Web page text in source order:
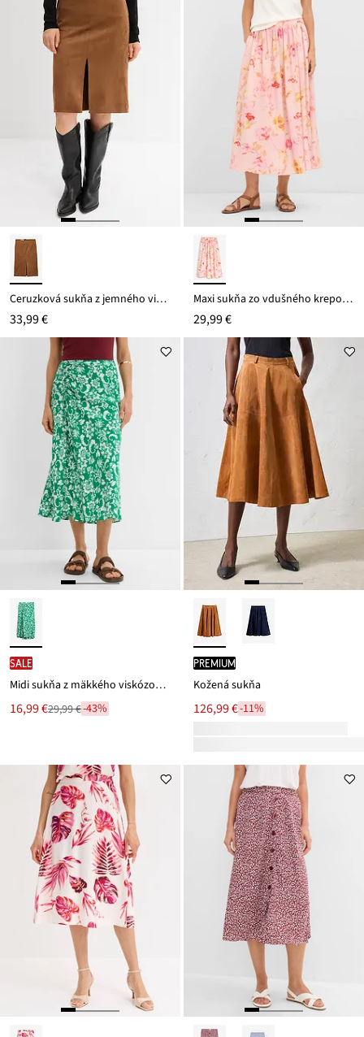
Ceruzková sukňa z jemného viskózového mixu
33,99 €
Maxi sukňa zo vdušného krepového materiálu
29,99 €
SALE
Midi sukňa z mäkkého viskózového mixu
Nová
cena
16,99 €
Zľava 29,99 €-43%
PREMIUM
Kožená sukňa
126,99 €-11%